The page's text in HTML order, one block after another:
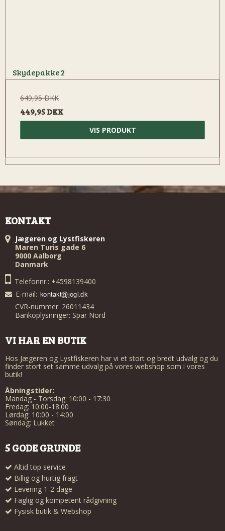
Skydepakke 2
649,95 DKK
449,95 DKK
VIS PRODUKT
KONTAKT
Jægeren og Lystfiskeren
Maren Turis gade 6
9000 Aalborg
Danmark
Telefonnr.: +4598139400
E-mail:
CVR-nummer: 26011434
Bankoplysninger: Spar Nord
VI HAR EN BUTIK
Hos Jægeren og Lystfiskeren har vi et stort og bredt udvalg og du
finder stort set samme udvalg på vores webshop som i vores
butik!
Åbningstider:
Mandag - Torsdag: 10:00 - 17:30
Fredag: 10:00-18:00
Lørdag: 10:00 - 14:00
Søndag: Lukket
5 GODE GRUNDE
Altid top service
Billig og hurtig fragt
Levering 1-2 dage
Faglig og kompetent rådgivning
Fysisk butik & Webshop